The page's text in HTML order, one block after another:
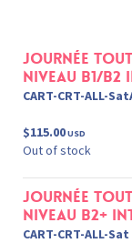
Journée
Niveau B1/
CART-CRT-ALL-
$115.00USD
Out of stock
Journée
Niveau B2+
CART-CRT-ALL-